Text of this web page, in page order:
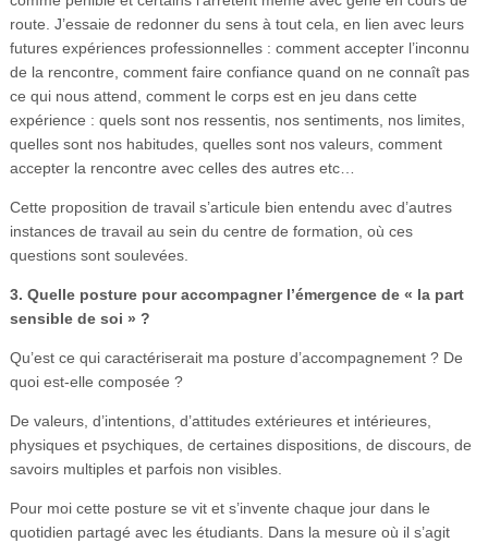
route. J’essaie de redonner du sens à tout cela, en lien avec leurs
futures expériences professionnelles : comment accepter l’inconnu
de la rencontre, comment faire confiance quand on ne connaît pas
ce qui nous attend, comment le corps est en jeu dans cette
expérience : quels sont nos ressentis, nos sentiments, nos limites,
quelles sont nos habitudes, quelles sont nos valeurs, comment
accepter la rencontre avec celles des autres etc…
Cette proposition de travail s’articule bien entendu avec d’autres
instances de travail au sein du centre de formation, où ces
questions sont soulevées.
3. Quelle posture pour accompagner l’émergence de « la part
sensible de soi » ?
Qu’est ce qui caractériserait ma posture d’accompagnement ? De
quoi est-elle composée ?
De valeurs, d’intentions, d’attitudes extérieures et intérieures,
physiques et psychiques, de certaines dispositions, de discours, de
savoirs multiples et parfois non visibles.
Pour moi cette posture se vit et s’invente chaque jour dans le
quotidien partagé avec les étudiants. Dans la mesure où il s’agit